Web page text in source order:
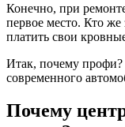
Конечно, при
первое место. Кто же
платить свои
Итак, почему профи?
современного
Почему